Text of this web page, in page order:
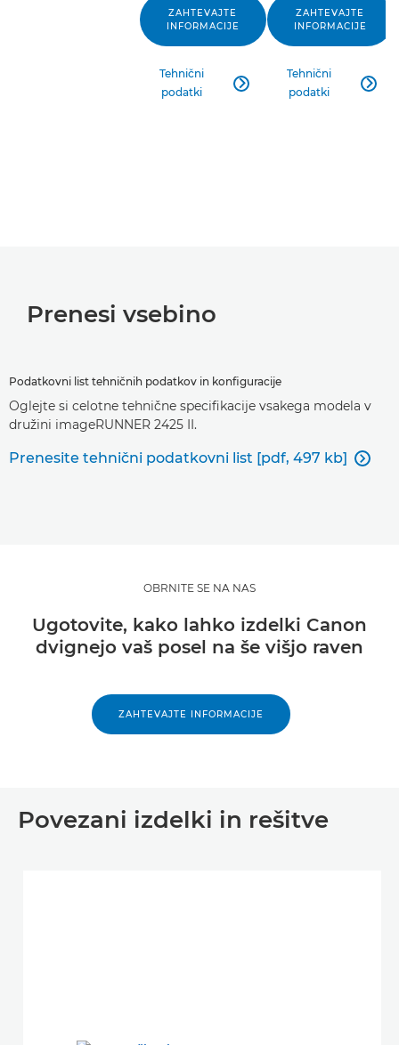
ZAHTEVAJTE
INFORMACIJE
Tehnični
podatki

ZAHTEVAJTE
INFORMACIJE
Tehnični
podatki

Prenesi vsebino
Podatkovni list tehničnih podatkov in konfiguracije
Oglejte si celotne tehnične specifikacije vsakega modela v
družini imageRUNNER 2425 II.
Prenesite tehnični podatkovni list [pdf, 497 kb] 
OBRNITE SE NA NAS
Ugotovite, kako lahko izdelki Canon
dvignejo vaš posel na še višjo raven
ZAHTEVAJTE INFORMACIJE
Povezani izdelki in rešitve